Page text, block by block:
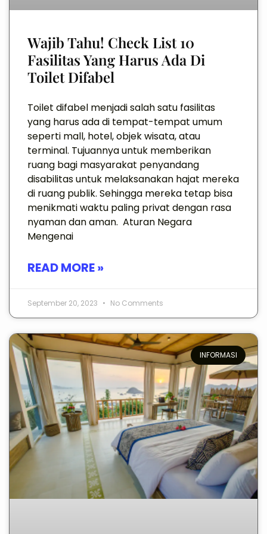
Wajib Tahu! Check List 10
Fasilitas Yang Harus Ada Di
Toilet Difabel
Toilet difabel menjadi salah satu fasilitas
yang harus ada di tempat-tempat umum
seperti mall, hotel, objek wisata, atau
terminal. Tujuannya untuk memberikan
ruang bagi masyarakat penyandang
disabilitas untuk melaksanakan hajat mereka
di ruang publik. Sehingga mereka tetap bisa
menikmati waktu paling privat dengan rasa
nyaman dan aman. Aturan Negara
Mengenai
READ MORE »
September 20, 2023 No Comments
INFORMASI